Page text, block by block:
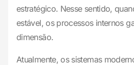
estratégico. Nesse sentido,
estável, os processos internos
dimensão.
Atualmente, os sistemas